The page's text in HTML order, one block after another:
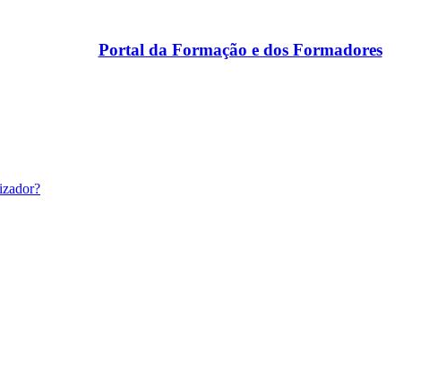
Portal da Formação e dos Formadores